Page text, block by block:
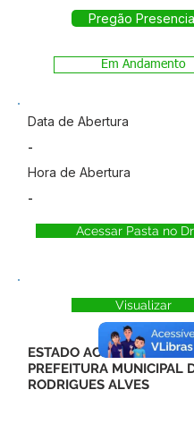
Pregão
Em Andamento
Data de Abertura
-
Hora de Abertura
-
Acessar Pasta no
Visualizar
ESTADO ACRE
PREFEITURA MUNICIPAL
RODRIGUES ALVES